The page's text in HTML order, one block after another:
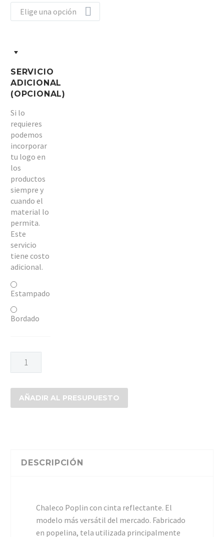
Elige una opción
SERVICIO
ADICIONAL
(OPCIONAL)
Si lo
requieres
podemos
incorporar
tu logo en
los
productos
siempre y
cuando el
material lo
permita.
Este
servicio
tiene costo
adicional.
Estampado
Bordado
CHALECO
GEOLOGO
cantidad
AÑADIR AL PRESUPUESTO
DESCRIPCIÓN
Chaleco Poplin con cinta reflectante. El
modelo más versátil del mercado. Fabricado
en popelina, tela utilizada principalmente